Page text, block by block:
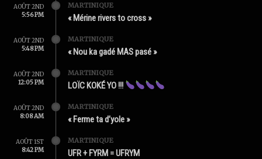
AOÛT 2ND
5:56 PM
MARTINIQUE
« Mérine rivers to cross »
AOÛT 2ND
5:48 PM
MARTINIQUE
« Nou ka gadé MAS pasé »
AOÛT 2ND
12:05 PM
MARTINIQUE
LOÏC KOKÉ YO !!!
AOÛT 2ND
8:08 AM
MARTINIQUE
« Ferme ta d’yole »
AOÛT 1ST
8:42 PM
MARTINIQUE
UFR + FYRM = UFRYM